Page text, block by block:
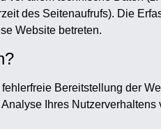
des Seitenaufrufs). Die
Website betreten.
Bereitstellung der
Ihres Nutzerverhaltens